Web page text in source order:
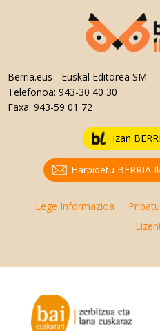
Berria.eus - Euskal Editorea SM
Telefonoa: 943-30 40 30
Faxa: 943-59 01 72
Izan
Harpidetu BERRIA
Lege Informazioa